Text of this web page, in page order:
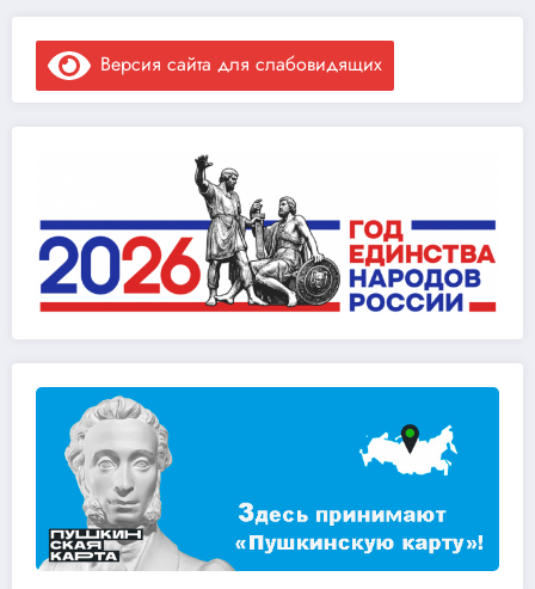
Версия сайта для слабовидящих